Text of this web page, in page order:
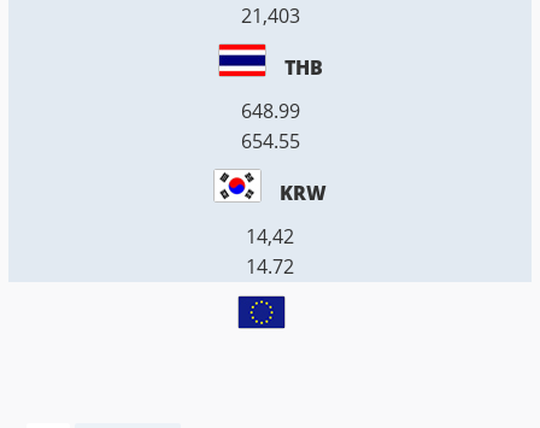
21,403
THB
648.99
654.55
KRW
14,42
14.72